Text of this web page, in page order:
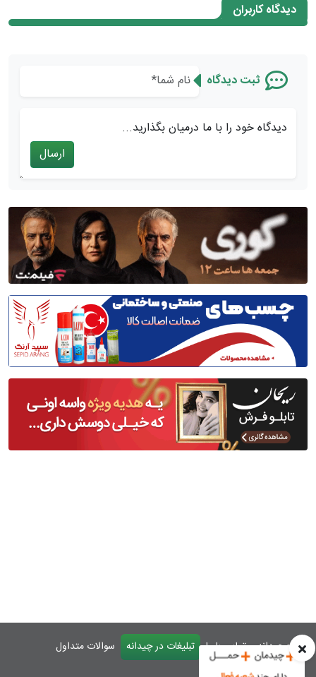
دیدگاه کاربران
ثبت دیدگاه
دیدگاه خود را با ما درمیان بگذارید...
ارسال
درباره چیدانه تماس با ما تبلیغات در چیدانه
سوالات متداول
ورود